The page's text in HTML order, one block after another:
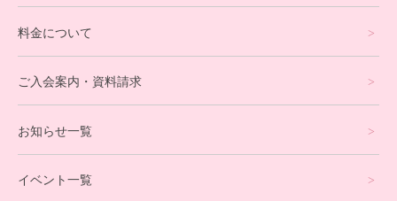
オンラインコース
eスポーツコース
就労支援コース
英会話・海外留学コース
料金について
ご入会案内・資料請求
お知らせ一覧
イベント一覧